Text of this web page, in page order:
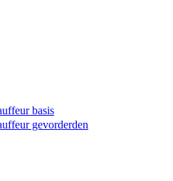
basis
gevorderden